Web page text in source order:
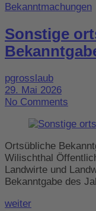
Bekanntmachungen
Sonstige
pgrosslaub
29. Mai 2026
No Comments
Ortsübliche
Wilischthal
Landwirte und
Bekanntgabe des
weiter